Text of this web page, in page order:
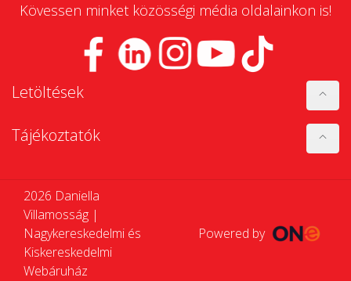
Kövessen minket közösségi média oldalainkon is!
Letöltések
Tájékoztatók
2026 Daniella
Villamosság |
Nagykereskedelmi és
Kiskereskedelmi
Webáruház
Powered by